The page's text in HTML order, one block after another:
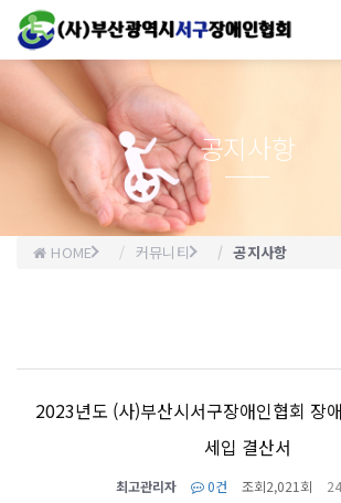
공지사항
HOME 커뮤니티 공지사항
2023년도 (사)부산시서구장애인협회 장
세입 결산서
최고관리자 0건 조회2,021회